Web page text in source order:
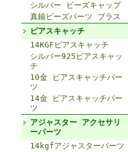
シルバー ビーズキャップ
真鍮ビーズパーツ ブラス
ピアスキャッチ
14KGFピアスキャッチ
シルバー925ピアスキャッ
チ
10金 ピアスキャッチパー
ツ
14金 ピアスキャッチパー
ツ
アジャスター アクセサリ
ーパーツ
14kgfアジャスターパーツ